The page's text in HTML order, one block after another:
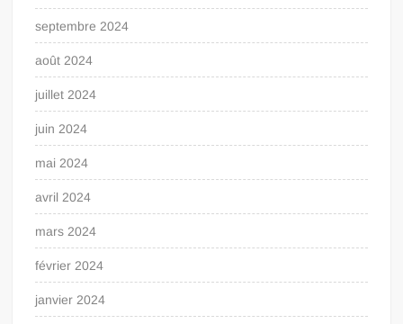
septembre 2024
août 2024
juillet 2024
juin 2024
mai 2024
avril 2024
mars 2024
février 2024
janvier 2024